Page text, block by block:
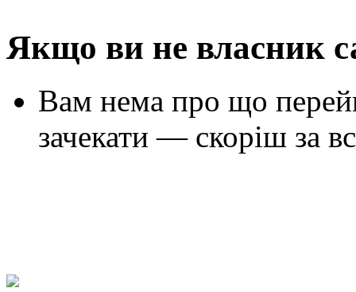
Якщо ви не власник
Вам нема про що
зачекати — скоріш за